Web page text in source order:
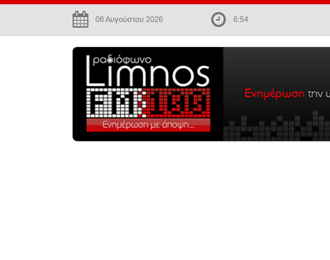
08 Αυγούστου 2026 6:54